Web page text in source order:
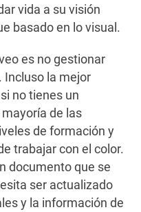
vida a su visión
basado en lo visual.
es no gestionar
Incluso la mejor
no tienes un
de las
de formación y
trabajar con el color.
documento que se
ser actualizado
y la información de